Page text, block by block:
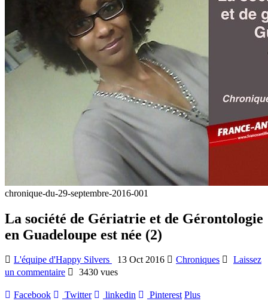
chronique-du-29-septembre-2016-001
La société de Gériatrie et de Gérontologie
en Guadeloupe est née (2)
L'équipe d'Happy Silvers 13 Oct 2016 Chroniques
Laissez
un commentaire
3430 vues
Facebook Twitter linkedin Pinterest Plus